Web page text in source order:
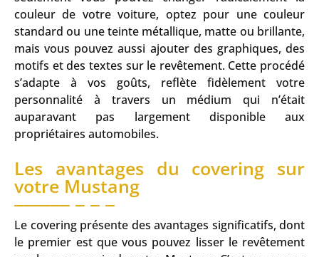
couleur de votre voiture, optez pour une couleur
standard ou une teinte métallique, matte ou brillante,
mais vous pouvez aussi ajouter des graphiques, des
motifs et des textes sur le revêtement. Cette procédé
s’adapte à vos goûts, reflète fidèlement votre
personnalité à travers un médium qui n’était
auparavant pas largement disponible aux
propriétaires automobiles.
Les avantages du covering sur
votre Mustang
Le covering présente des avantages significatifs, dont
le premier est que vous pouvez lisser le revêtement